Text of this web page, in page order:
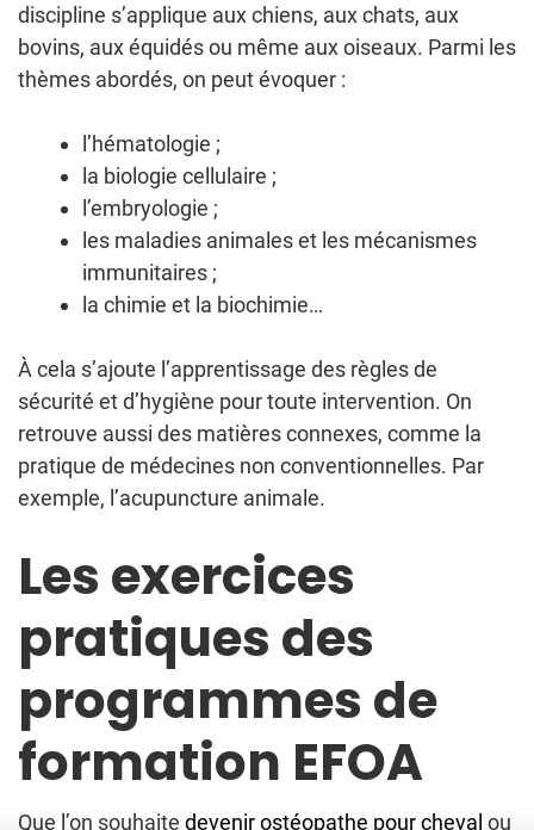
discipline s’applique aux chiens, aux chats, aux
bovins, aux équidés ou même aux oiseaux. Parmi les
thèmes abordés, on peut évoquer :
l’hématologie ;
la biologie cellulaire ;
l’embryologie ;
les maladies animales et les mécanismes
immunitaires ;
la chimie et la biochimie…
À cela s’ajoute l’apprentissage des règles de
sécurité et d’hygiène pour toute intervention. On
retrouve aussi des matières connexes, comme la
pratique de médecines non conventionnelles. Par
exemple, l’acupuncture animale.
Les exercices
pratiques des
programmes de
formation EFOA
Que l’on souhaite devenir ostéopathe pour cheval ou